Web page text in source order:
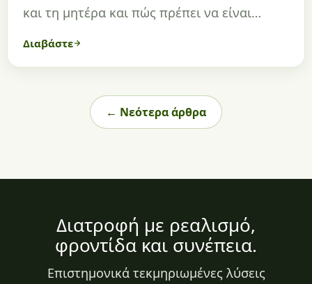
και τη μητέρα και πώς πρέπει να είναι…
Διαβάστε
← Νεότερα άρθρα
Διατροφή με ρεαλισμό,
φροντίδα και συνέπεια.
Επιστημονικά τεκμηριωμένες λύσεις